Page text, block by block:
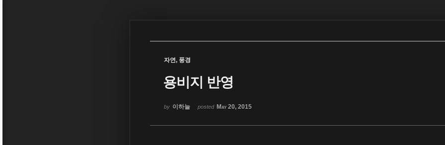
자연, 풍경
용비지 반영
by 이하늘 posted May 20, 2015
Sketchbook5, 스케치북5
Sketchbook5, 스케치북5